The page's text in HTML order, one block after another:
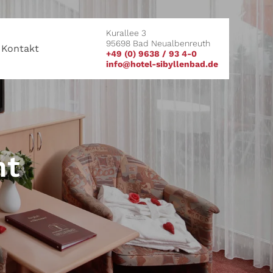
Kontakt
Kurallee 3
95698 Bad Neualbenreuth
+49 (0) 9638 / 93 4-0
info@hotel-sibyllenbad.de